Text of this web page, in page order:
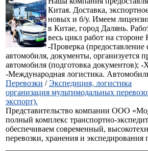
Китая. Доставка,
новых и б/у. Имеем
в Китае, город Далянь.
весь цикл работ на
-Проверка (предоставление
автомобиля, документы,
автомобиля (подготовка документов);
-Международная логистика.
Перевозки /Экспедиция, логистика
организация мультимодальных
экспорт).
Представительство компании ООО
полный комплекс транспортно-
обеспечиваем современный,
перевозки, хранения и